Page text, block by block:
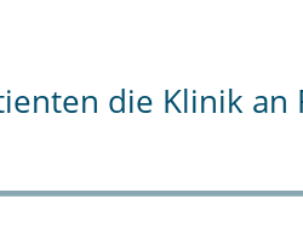
die Klinik